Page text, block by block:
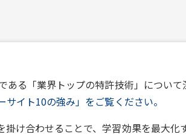
ある「業界トップの特許技術」につい
サイト10の強み」をご覧ください。
け合わせることで、学習効果を最大